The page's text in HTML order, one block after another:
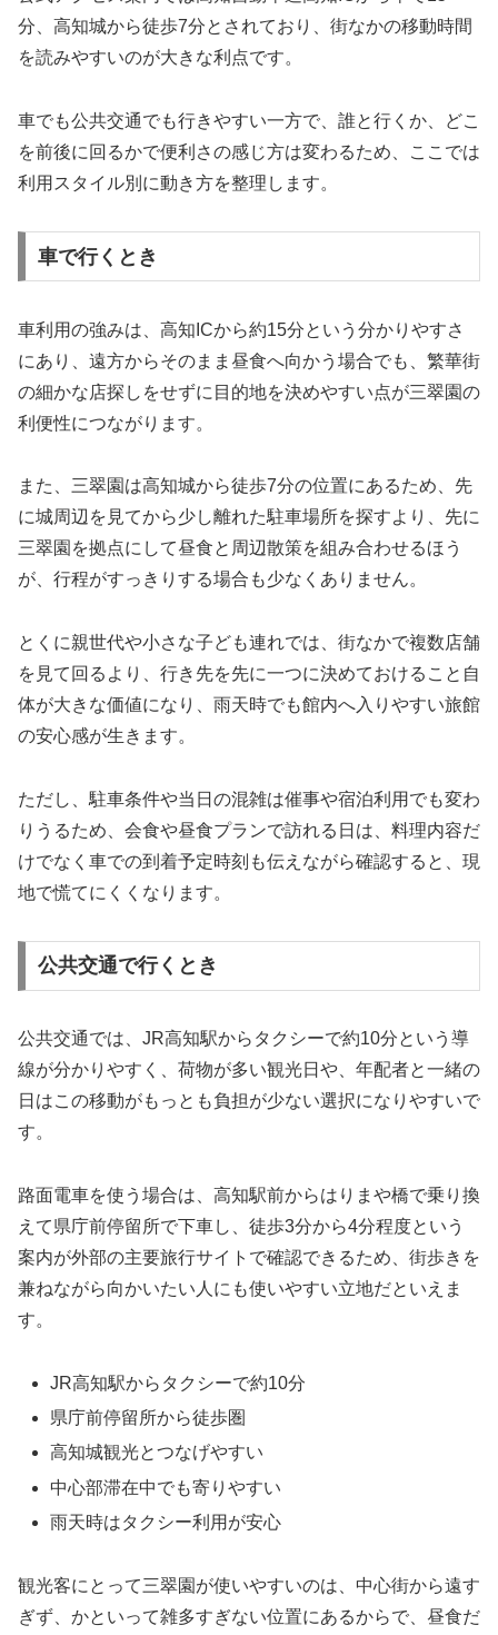
分、高知城から徒歩7分とされており、街なかの移動時間
を読みやすいのが大きな利点です。
車でも公共交通でも行きやすい一方で、誰と行くか、どこ
を前後に回るかで便利さの感じ方は変わるため、ここでは
利用スタイル別に動き方を整理します。
車で行くとき
車利用の強みは、高知ICから約15分という分かりやすさ
にあり、遠方からそのまま昼食へ向かう場合でも、繁華街
の細かな店探しをせずに目的地を決めやすい点が三翠園の
利便性につながります。
また、三翠園は高知城から徒歩7分の位置にあるため、先
に城周辺を見てから少し離れた駐車場所を探すより、先に
三翠園を拠点にして昼食と周辺散策を組み合わせるほう
が、行程がすっきりする場合も少なくありません。
とくに親世代や小さな子ども連れでは、街なかで複数店舗
を見て回るより、行き先を先に一つに決めておけること自
体が大きな価値になり、雨天時でも館内へ入りやすい旅館
の安心感が生きます。
ただし、駐車条件や当日の混雑は催事や宿泊利用でも変わ
りうるため、会食や昼食プランで訪れる日は、料理内容だ
けでなく車での到着予定時刻も伝えながら確認すると、現
地で慌てにくくなります。
公共交通で行くとき
公共交通では、JR高知駅からタクシーで約10分という導
線が分かりやすく、荷物が多い観光日や、年配者と一緒の
日はこの移動がもっとも負担が少ない選択になりやすいで
す。
路面電車を使う場合は、高知駅前からはりまや橋で乗り換
えて県庁前停留所で下車し、徒歩3分から4分程度という
案内が外部の主要旅行サイトで確認できるため、街歩きを
兼ねながら向かいたい人にも使いやすい立地だといえま
す。
JR高知駅からタクシーで約10分
県庁前停留所から徒歩圏
高知城観光とつなげやすい
中心部滞在中でも寄りやすい
雨天時はタクシー利用が安心
観光客にとって三翠園が使いやすいのは、中心街から遠す
ぎず、かといって雑多すぎない位置にあるからで、昼食だ